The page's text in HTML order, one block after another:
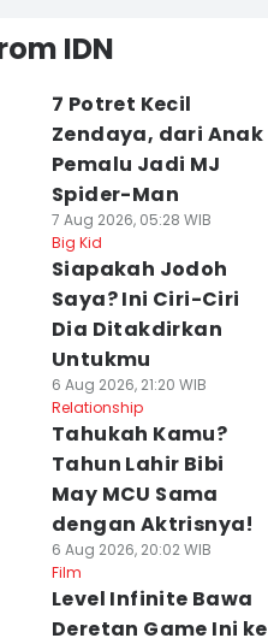
IDN
7 Potret Kecil
Zendaya, dari Anak
Pemalu Jadi MJ
Spider-Man
7 Aug 2026, 05:28 WIB
Big Kid
Siapakah Jodoh
Saya? Ini Ciri-Ciri
Dia Ditakdirkan
Untukmu
6 Aug 2026, 21:20 WIB
Relationship
Tahukah Kamu?
Tahun Lahir Bibi
May MCU Sama
dengan Aktrisnya!
6 Aug 2026, 20:02 WIB
Film
Level Infinite Bawa
Deretan Game Ini ke